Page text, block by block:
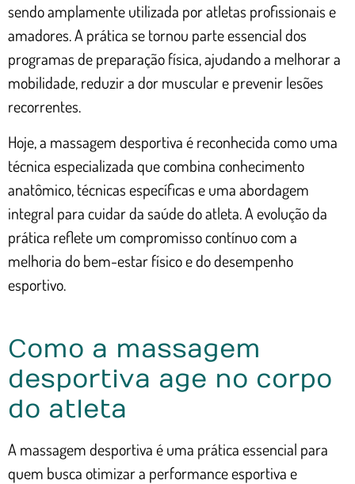
sendo amplamente utilizada por atletas profissionais e
amadores. A prática se tornou parte essencial dos
programas de preparação física, ajudando a melhorar a
mobilidade, reduzir a dor muscular e prevenir lesões
recorrentes.
Hoje, a massagem desportiva é reconhecida como uma
técnica especializada que combina conhecimento
anatômico, técnicas específicas e uma abordagem
integral para cuidar da saúde do atleta. A evolução da
prática reflete um compromisso contínuo com a
melhoria do bem-estar físico e do desempenho
esportivo.
Como a massagem
desportiva age no corpo
do atleta
A massagem desportiva é uma prática essencial para
quem busca otimizar a performance esportiva e